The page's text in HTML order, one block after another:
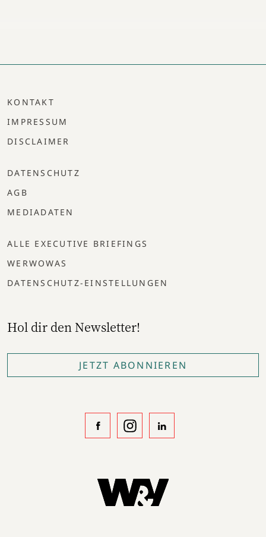
KONTAKT
IMPRESSUM
DISCLAIMER
DATENSCHUTZ
AGB
MEDIADATEN
ALLE EXECUTIVE BRIEFINGS
WERWOWAS
DATENSCHUTZ-EINSTELLUNGEN
Hol dir den Newsletter!
JETZT ABONNIEREN